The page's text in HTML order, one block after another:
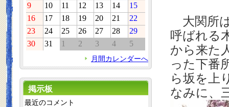
大関所
呼ばれる
から来た
った下番
ら坂を上
なみに、
9
10 11 12 13 14
15
16
17 18 19 20 21
22
23
24 25 26 27 28
29
30
31 1 2 3 4 5
月間カレンダーへ
掲示板
最近のコメント